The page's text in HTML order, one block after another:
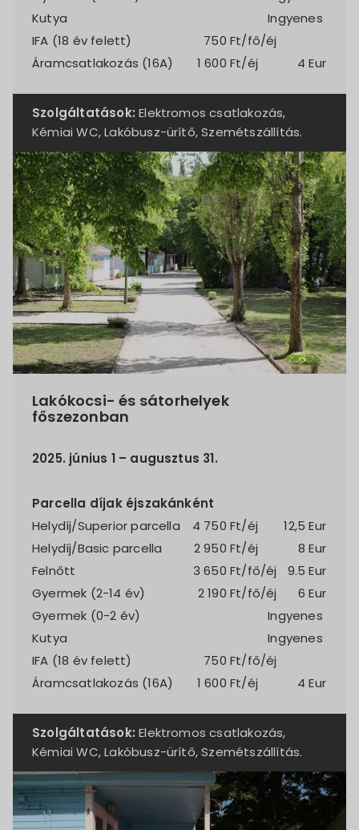
Kutya
Ingyenes
IFA (18 év felett)
750 Ft/fő/éj
Áramcsatlakozás (16A)
1 600 Ft/éj 4 Eur
Szolgáltatások: Elektromos csatlakozás,
Kémiai WC, Lakóbusz-ürítő, Szemétszállítás.
Lakókocsi- és sátorhelyek
főszezonban
2025. június 1 – augusztus 31.
Parcella díjak éjszakánként
Helydíj/Superior parcella
4 750 Ft/éj
12,5 Eur
Helydíj/Basic parcella
2 950 Ft/éj
8 Eur
Felnőtt
3 650 Ft/fő/éj
9.5 Eur
Gyermek (2-14 év)
2 190 Ft/fő/éj
6 Eur
Gyermek (0-2 év)
Ingyenes
Kutya
Ingyenes
IFA (18 év felett)
750 Ft/fő/éj
Áramcsatlakozás (16A)
1 600 Ft/éj 4 Eur
Szolgáltatások: Elektromos csatlakozás,
Kémiai WC, Lakóbusz-ürítő, Szemétszállítás.